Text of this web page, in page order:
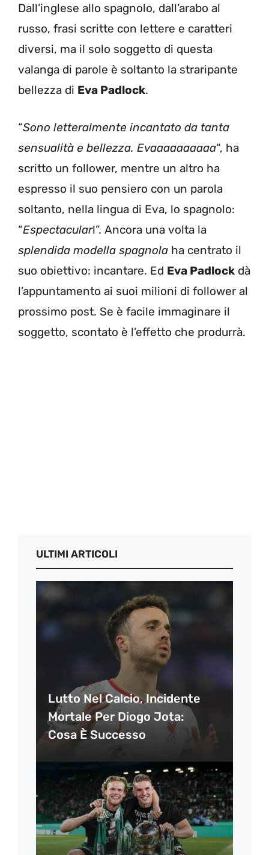
Dall’inglese allo spagnolo, dall’arabo al
russo, frasi scritte con lettere e caratteri
diversi, ma il solo soggetto di questa
valanga di parole è soltanto la straripante
bellezza di Eva Padlock.
“Sono letteralmente incantato da tanta
sensualità e bellezza. Evaaaaaaaaaa“, ha
scritto un follower, mentre un altro ha
espresso il suo pensiero con un parola
soltanto, nella lingua di Eva, lo spagnolo:
“Espectacular!”. Ancora una volta la
splendida modella spagnola ha centrato il
suo obiettivo: incantare. Ed Eva Padlock dà
l’appuntamento ai suoi milioni di follower al
prossimo post. Se è facile immaginare il
soggetto, scontato è l’effetto che produrrà.
ULTIMI ARTICOLI
Lutto Nel Calcio, Incidente
Mortale Per Diogo Jota:
Cosa È Successo